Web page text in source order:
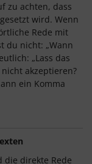
zu achten, dass
wird. Wenn
Rede mit
du nicht: „Wann
„Lass das
akzeptieren?
ein Komma
die direkte Rede